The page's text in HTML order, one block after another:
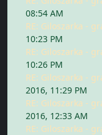
08:54 AM
RE: Giloszarka -
10:23 PM
RE: Giloszarka -
10:26 PM
RE: Giloszarka -
2016, 11:29 PM
RE: Giloszarka -
2016, 12:33 AM
RE: Giloszarka -